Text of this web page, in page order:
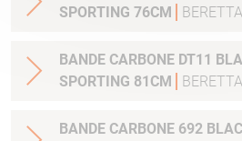
SPORTING 76CM
BERETTA
BANDE CARBONE DT11
SPORTING 81CM
BERETTA
BANDE